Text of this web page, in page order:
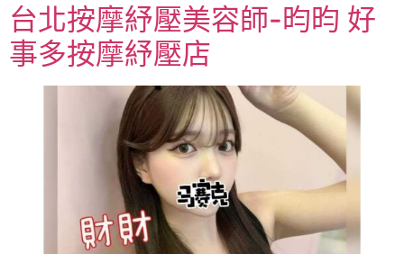
台北按摩紓壓美容師-昀昀 好
事多按摩紓壓店